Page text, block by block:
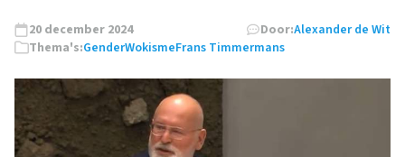
20 december 2024 Door:Alexander de Wit
Thema's:GenderWokismeFrans Timmermans